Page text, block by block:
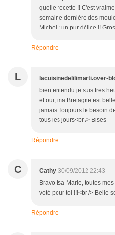
quelle recette !! C'est
semaine dernière des
Michel : un pur délice !!
Répondre
L lacuisinedelilimarti.over-
bien entendu je suis très
et oui, ma Bretagne est
jamais!Toujours le besoin
tous les jours<br /> Bises
Répondre
C Cathy 30/09/2012 22:43
Bravo Isa-Marie, toutes
voté pour toi !!!<br /> Belle
Répondre